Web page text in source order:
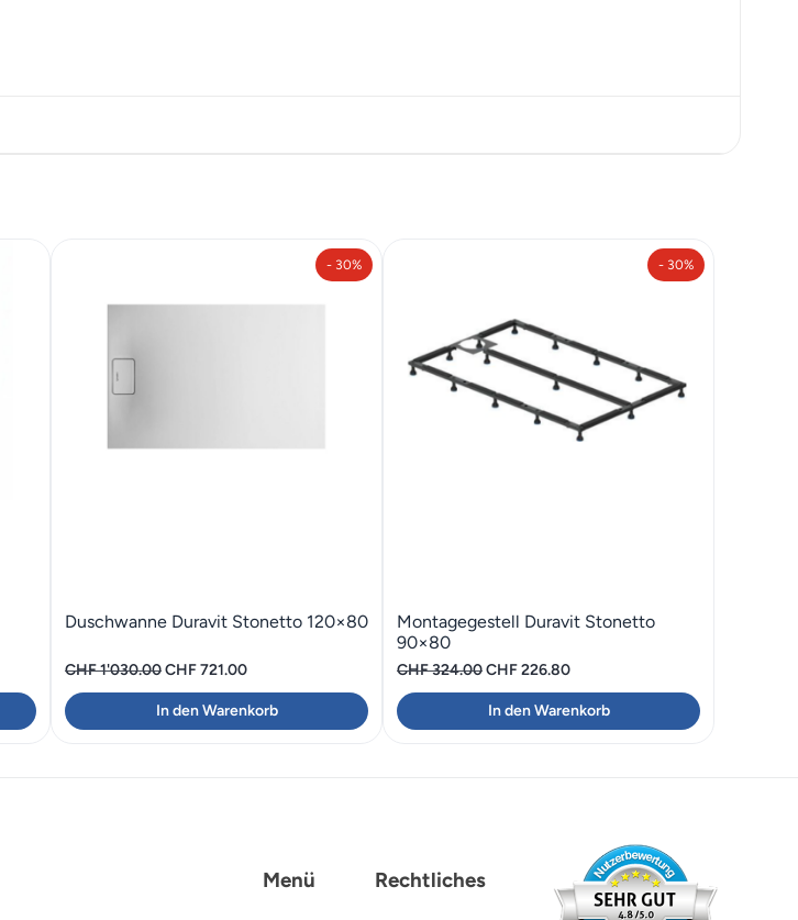
- 30%
Duschwanne Duravit Stonetto 120×80
CHF1'030.00Ursprünglicher
Preis
war:
CHF721.00Aktueller
Preis
ist:
In den Warenkorb
- 30%
Montagegestell Duravit Stonetto
90×80
CHF324.00Ursprünglicher
Preis
war:
CHF226.80Aktueller
Preis
ist:
In den Warenkorb
Menü Rechtliches